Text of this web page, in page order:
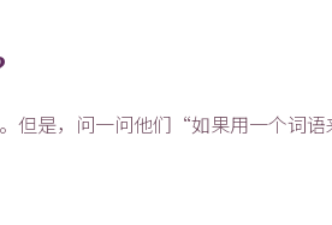
但是，问一问他们“如果用一个词